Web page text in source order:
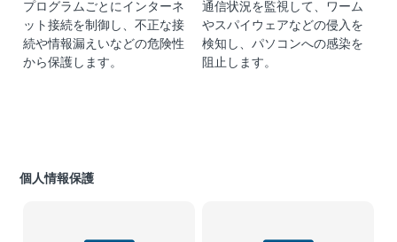
プログラムごとにインターネ
ット接続を制御し、不正な接
続や情報漏えいなどの危険性
から保護します。
通信状況を監視して、ワーム
やスパイウェアなどの侵入を
検知し、パソコンへの感染を
阻止します。
個人情報保護